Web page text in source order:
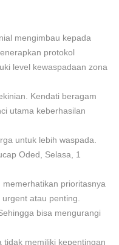
mengimbau kepada
protokol
level kewaspadaan zona
Kendati beragam
utama keberhasilan
untuk lebih waspada.
Oded, Selasa, 1
prioritasnya
atau penting.
bisa mengurangi
memiliki kepentingan